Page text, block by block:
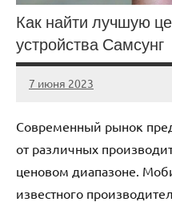
Как найти лучшую
устройства Самсунг
7 июня 2023
legostart_ru
Нет
Современный рынок
от различных
ценовом диапазоне.
известного